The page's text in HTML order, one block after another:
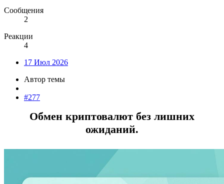
Сообщения
2
Реакции
4
17 Июл 2026
Автор темы
#277
Обмен криптовалют без лишних
ожиданий.